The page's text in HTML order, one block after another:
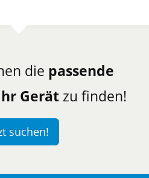
die passende
Gerät zu finden!
suchen!